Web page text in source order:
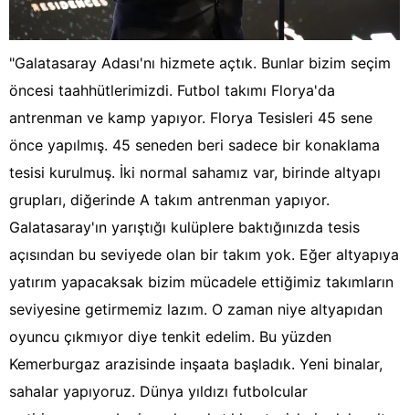
"Galatasaray Adası'nı hizmete açtık. Bunlar bizim seçim
öncesi taahhütlerimizdi. Futbol takımı Florya'da
antrenman ve kamp yapıyor. Florya Tesisleri 45 sene
önce yapılmış. 45 seneden beri sadece bir konaklama
tesisi kurulmuş. İki normal sahamız var, birinde altyapı
grupları, diğerinde A takım antrenman yapıyor.
Galatasaray'ın yarıştığı kulüplere baktığınızda tesis
açısından bu seviyede olan bir takım yok. Eğer altyapıya
yatırım yapacaksak bizim mücadele ettiğimiz takımların
seviyesine getirmemiz lazım. O zaman niye altyapıdan
oyuncu çıkmıyor diye tenkit edelim. Bu yüzden
Kemerburgaz arazisinde inşaata başladık. Yeni binalar,
sahalar yapıyoruz. Dünya yıldızı futbolcular